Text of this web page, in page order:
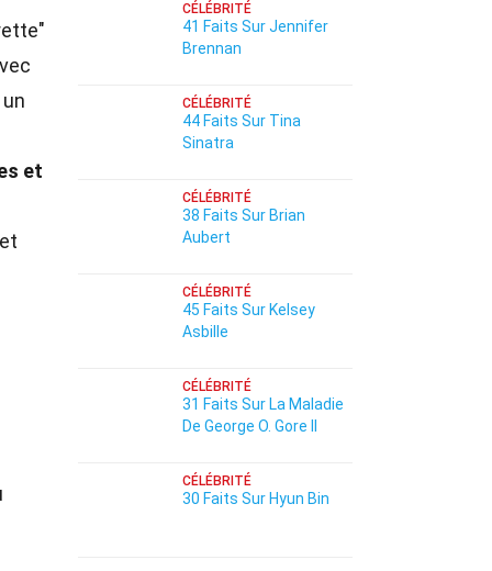
et
CÉLÉBRITÉ
41 Faits Sur Jennifer
Brennan
CÉLÉBRITÉ
44 Faits Sur Tina
Sinatra
CÉLÉBRITÉ
38 Faits Sur Brian
Aubert
CÉLÉBRITÉ
45 Faits Sur Kelsey
Asbille
CÉLÉBRITÉ
31 Faits Sur La Maladie
De George O. Gore II
CÉLÉBRITÉ
30 Faits Sur Hyun Bin